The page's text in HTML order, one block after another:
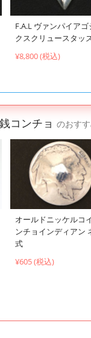
F.A.L ヴァンパイアゴ
クスクリュースタッ
¥8,800 (税込)
コンチョ のおす
オールドニッケルコ
ンチョインディアン
式
¥605 (税込)